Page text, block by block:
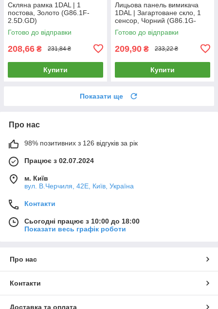
Скляна рамка 1DAL | 1
постова, Золото (G86.1F-
2.5D.GD)
Готово до відправки
208,66 ₴ 231,84 ₴
Купити
Лицьова панель вимикача
1DAL | Загартоване скло, 1
сенсор, Чорний (G86.1G-
2.5D.BL)
Готово до відправки
209,90 ₴ 233,22 ₴
Купити
Показати ще
Про нас
98% позитивних з 126 відгуків за рік
Працює з 02.07.2024
м. Київ
вул. В.Черчиля, 42Е, Київ, Україна
Контакти
Сьогодні працює з 10:00 до 18:00
Показати весь графік роботи
Про нас
Контакти
Доставка та оплата